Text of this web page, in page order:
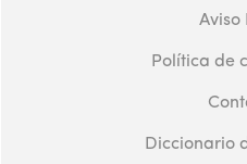
Aviso
Política de
Diccionario